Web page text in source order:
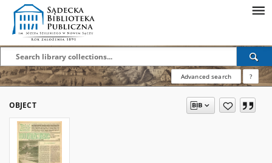
Advanced search ?
OBJECT